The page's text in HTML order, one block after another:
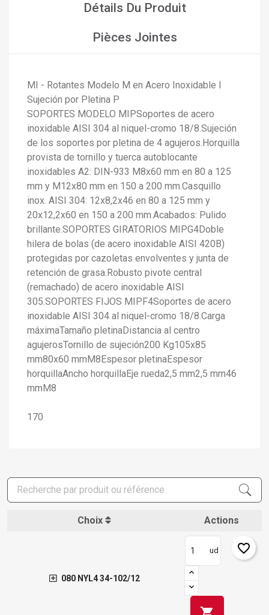
Créer une liste d'envies
Connexion
Détails Du Produit
Pièces Jointes
MI - Rotantes Modelo M en Acero Inoxidable I
Sujeción por Pletina P
SOPORTES MODELO MIPSoportes de acero
inoxidable AISI 304 al niquel-cromo 18/8.Sujeción
de los soportes por pletina de 4 agujeros.Horquilla
provista de tornillo y tuerca autoblocante
inoxidables A2: DIN-933 M8x60 mm en 80 a 125
mm y M12x80 mm en 150 a 200 mm.Casquillo
inox. AISI 304: 12x8,2x46 en 80 a 125 mm y
20x12,2x60 en 150 a 200 mm.Acabados: Pulido
brillante.SOPORTES GIRATORIOS MIPG4Doble
hilera de bolas (de acero inoxidable AISI 420B)
protegidas por cazoletas envolventes y junta de
retención de grasa.Robusto pivote central
(remachado) de acero inoxidable AISI
305.SOPORTES FIJOS MIPF4Soportes de acero
inoxidable AISI 304 al niquel-cromo 18/8.Carga
máximaTamaño pletinaDistancia al centro
agujerosTornillo de sujeción200 Kg105x85
mm80x60 mmM8Espesor pletinaEspesor
horquillaAncho horquillaEje rueda2,5 mm2,5 mm46
mmM8
170
Choix Actions
080 NYL4 34-102/12
ud favorite_border